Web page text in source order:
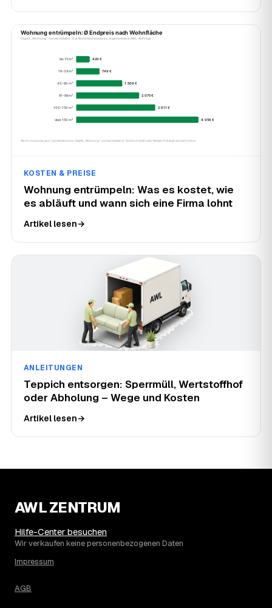
KOSTEN & PREISE
Wohnung entrümpeln: Was es kostet, wie
es abläuft und wann sich eine Firma lohnt
Artikel lesen→
ANLEITUNGEN
Teppich entsorgen: Sperrmüll, Wertstoffhof
oder Abholung – Wege und Kosten
Artikel lesen→
AWL ZENTRUM
Hilfe-Center besuchen
Wir verkaufen keine personenbezogenen Daten
Impressum
AGB